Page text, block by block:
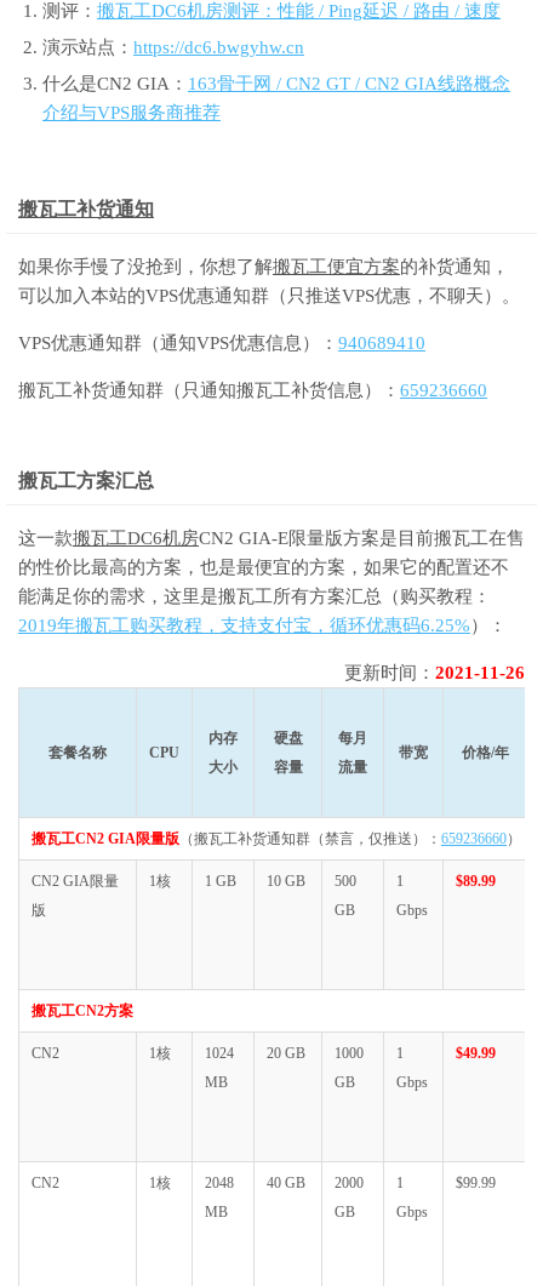
测评： 搬瓦工DC6机房测评：性能 / Ping延迟 / 路由 / 速度
演示站点： https://dc6.bwgyhw.cn
什么是CN2 GIA： 163骨干网 / CN2 GT / CN2 GIA线路概念
介绍与VPS服务商推荐
搬瓦工补货通知
如果你手慢了没抢到，你想了解搬瓦工便宜方案的补货通知，
可以加入本站的VPS优惠通知群（只推送VPS优惠，不聊天）。
VPS优惠通知群（通知VPS优惠信息）： 940689410
搬瓦工补货通知群（只通知搬瓦工补货信息）： 659236660
搬瓦工方案汇总
这一款搬瓦工DC6机房CN2 GIA-E限量版方案是目前搬瓦工在售
的性价比最高的方案，也是最便宜的方案，如果它的配置还不
能满足你的需求，这里是搬瓦工所有方案汇总（购买教程：
2019年搬瓦工购买教程，支持支付宝，循环优惠码6.25%）：
更新时间： 2021-11-26
套餐名称 CPU
内存
大小
硬盘
容量
每月
流量
带宽 价格/年
搬瓦工CN2 GIA限量版 （搬瓦工补货通知群（禁言，仅推送）： 659236660）
CN2 GIA限量
版
1核 1 GB 10 GB
500
GB
1
Gbps
$89.99
搬瓦工CN2方案
CN2 1核
1024
MB
20 GB
1000
GB
1
Gbps
$49.99
CN2 1核
2048
MB
40 GB
2000
GB
1
Gbps
$99.99